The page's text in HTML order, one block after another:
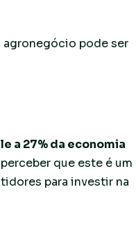
pode ser
a 27% da economia
que este é um
para investir na